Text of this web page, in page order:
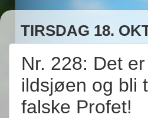
TIRSDAG 18.
Nr. 228: Det
ildsjøen og bli
falske Profet!